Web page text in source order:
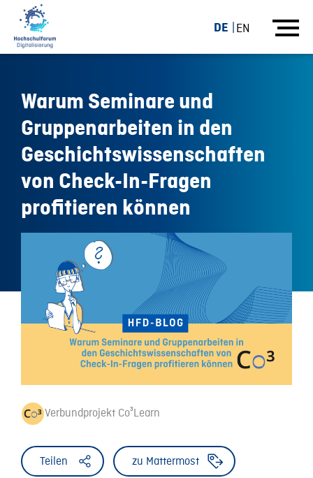
DE EN
Warum Seminare und
Gruppenarbeiten in den
Geschichtswissenschaften
von Check-In-Fragen
profitieren können
Verbundprojekt Co³Learn
Teilen zu Mattermost